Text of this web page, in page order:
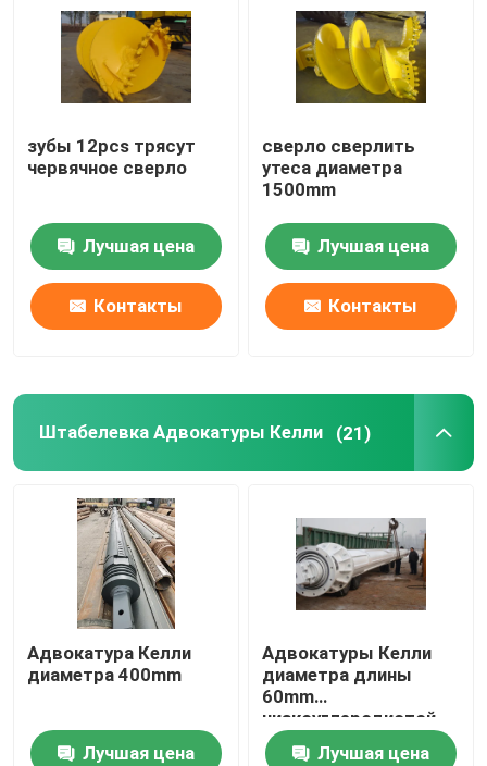
зубы 12pcs трясут
червячное сверло
Лучшая цена
Контакты
сверло сверлить
утеса диаметра
1500mm
Лучшая цена
Контакты
Штабелевка Адвокатуры Келли (21)
Адвокатура Келли
диаметра 400mm
Лучшая цена
Адвокатуры Келли
диаметра длины
60mm
низкоуглеродистой
стали 1.5m
Лучшая цена